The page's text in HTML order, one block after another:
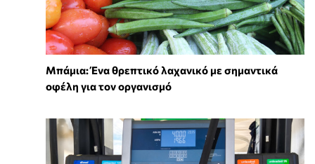
Μπάμια: Ένα θρεπτικό λαχανικό με σημαντικά
οφέλη για τον οργανισμό